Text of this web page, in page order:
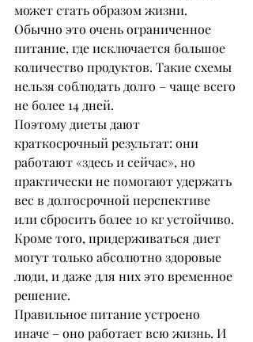
может стать образом жизни.
Обычно это очень ограниченное
питание, где исключается большое
количество продуктов. Такие схемы
нельзя соблюдать долго – чаще всего
не более 14 дней.
Поэтому диеты дают
краткосрочный результат: они
работают «здесь и сейчас», но
практически не помогают удержать
вес в долгосрочной перспективе
или сбросить более 10 кг устойчиво.
Кроме того, придерживаться диет
могут только абсолютно здоровые
люди, и даже для них это временное
решение.
Правильное питание устроено
иначе – оно работает всю жизнь. И